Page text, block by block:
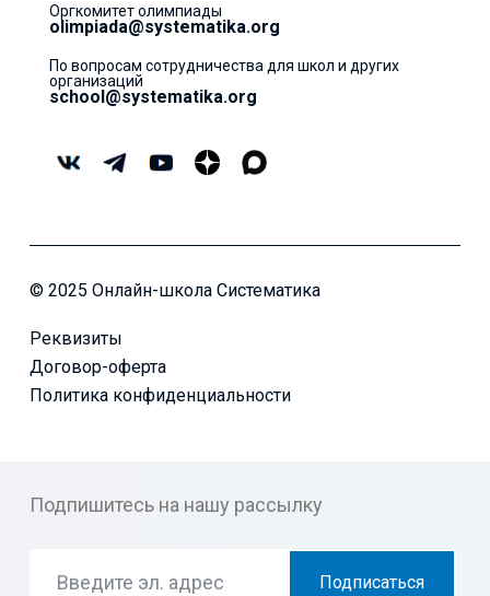
Оргкомитет олимпиады
olimpiada@systematika.org
По вопросам сотрудничества для школ и других
организаций
school@systematika.org
© 2025 Онлайн-школа Систематика
Реквизиты
Договор-оферта
Политика конфиденциальности
Подпишитесь на нашу рассылку
Подписаться